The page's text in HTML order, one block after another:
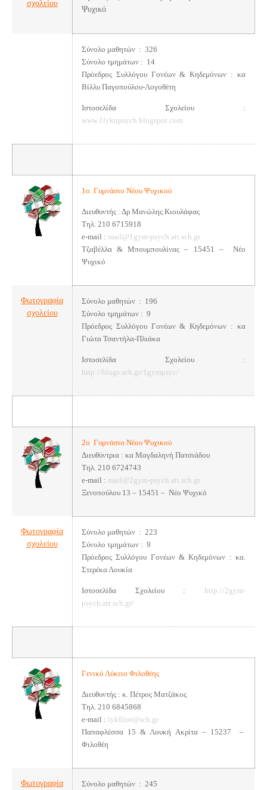
σχολείου
Ψυχικό
Σύνολο μαθητών : 326
Σύνολο τμημάτων : 14
Πρόεδρος Συλλόγου Γονέων & Κηδεμόνων : κα
Βίλλυ Παγοπούλου-Λογοθέτη
Ιστοσελίδα Σχολείου :
www.1lyknpsych.blogspot.com
1ο Γυμνάσιο Νέου Ψυχικού
Διευθυντής : Δρ Μανώλης Κιουλάφας
Τηλ. 210 6715918
e-mail : mail@1gym-psych.att.sch.gr
Τζαβέλλα & Μπουμπουλίνας – 15451 – Νέο
Ψυχικό
Φωτογραφία
σχολείου
Σύνολο μαθητών : 196
Σύνολο τμημάτων : 9
Πρόεδρος Συλλόγου Γονέων & Κηδεμόνων : κα
Γιώτα Τσαντήλα-Πλιάκα
Ιστοσελίδα Σχολείου :
http://blogs.sch.gr/1gympsyc/
2ο Γυμνάσιο Νέου Ψυχικού
Διευθύντρια : κα Μαγδαληνή Πατσιάδου
Τηλ. 210 6724743
e-mail : mail@2gym-psych.att.sch.gr
Ξενοπούλου 13 – 15451 – Νέο Ψυχικό
Φωτογραφία
σχολείου
Σύνολο μαθητών : 223
Σύνολο τμημάτων : 9
Πρόεδρος Συλλόγου Γονέων & Κηδεμόνων : κα.
Στερέκα Λουκία
Ιστοσελίδα Σχολείου : http://2gym-
psych.att.sch.gr/
Γενικό Λύκειο Φιλοθέης
Διευθυντής : κ. Πέτρος Ματζάκος
Τηλ. 210 6845868
e-mail : lykfilot@sch.gr
Παπαφλέσσα 15 & Λουκή Ακρίτα – 15237 –
Φιλοθέη
Φωτογραφία
Σύνολο μαθητών : 245